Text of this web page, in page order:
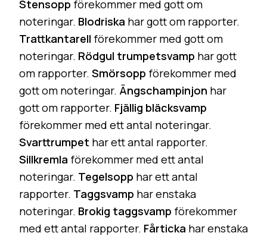
Stensopp förekommer med gott om
noteringar. Blodriska har gott om rapporter.
Trattkantarell förekommer med gott om
noteringar. Rödgul trumpetsvamp har gott
om rapporter. Smörsopp förekommer med
gott om noteringar. Ängschampinjon har
gott om rapporter. Fjällig bläcksvamp
förekommer med ett antal noteringar.
Svarttrumpet har ett antal rapporter.
Sillkremla förekommer med ett antal
noteringar. Tegelsopp har ett antal
rapporter. Taggsvamp har enstaka
noteringar. Brokig taggsvamp förekommer
med ett antal rapporter. Fårticka har enstaka